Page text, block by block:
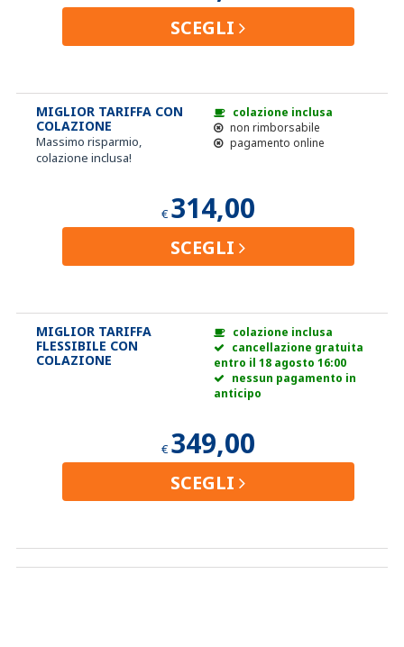
SCEGLI
MIGLIOR TARIFFA CON
COLAZIONE
Massimo risparmio,
colazione inclusa!
colazione inclusa
non rimborsabile
pagamento online
€ 314,00
SCEGLI
MIGLIOR TARIFFA
FLESSIBILE CON
COLAZIONE
colazione inclusa
cancellazione gratuita
entro il 18 agosto 16:00
nessun pagamento in
anticipo
€ 349,00
SCEGLI